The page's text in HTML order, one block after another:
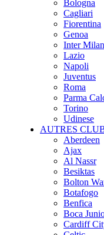
Bologna
Cagliari
Fiorentina
Genoa
Inter Milan
Lazio
Napoli
Juventus
Roma
Parma
Torino
Udinese
AUTRES
Aberdeen
Ajax
Al Nassr
Besiktas
Bolton
Botafogo
Benfica
Boca
Cardiff